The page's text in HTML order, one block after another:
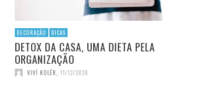
DECORAÇÃO DICAS
DETOX DA CASA, UMA DIETA PELA
ORGANIZAÇÃO
VIVÍ KOLÉR 11/12/2020